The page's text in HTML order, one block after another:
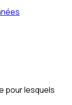
pour lesquels